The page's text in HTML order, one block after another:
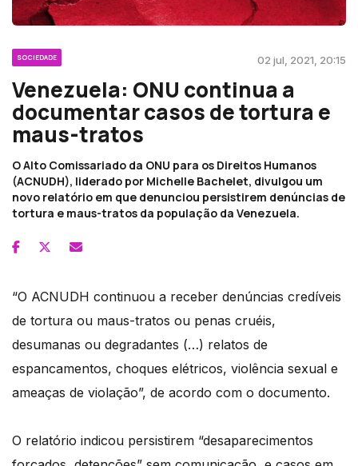
SOCIEDADE 02 jul, 2021, 20:15
Venezuela: ONU continua a
documentar casos de tortura e
maus-tratos
O Alto Comissariado da ONU para os Direitos Humanos
(ACNUDH), liderado por Michelle Bachelet, divulgou um
novo relatório em que denunciou persistirem denúncias de
tortura e maus-tratos da população da Venezuela.
“O ACNUDH continuou a receber denúncias credíveis
de tortura ou maus-tratos ou penas cruéis,
desumanas ou degradantes (…) relatos de
espancamentos, choques elétricos, violência sexual e
ameaças de violação”, de acordo com o documento.
O relatório indicou persistirem “desaparecimentos